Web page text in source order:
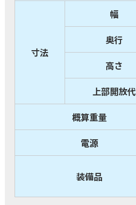
寸法
幅
奥行
高さ
上部開放代
概算重量
電源
装備品